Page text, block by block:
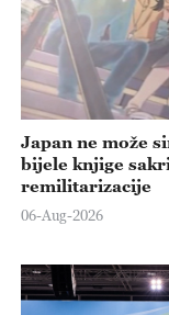
Japan ne može
bijele knjige
remilitarizacije
06-Aug-2026